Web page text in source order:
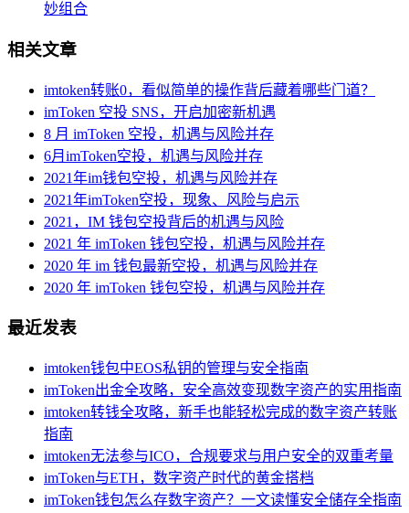
妙组合
相关文章
imtoken转账0，看似简单的操作背后藏着哪些门道？
imToken 空投 SNS，开启加密新机遇
8 月 imToken 空投，机遇与风险并存
6月imToken空投，机遇与风险并存
2021年im钱包空投，机遇与风险并存
2021年imToken空投，现象、风险与启示
2021，IM 钱包空投背后的机遇与风险
2021 年 imToken 钱包空投，机遇与风险并存
2020 年 im 钱包最新空投，机遇与风险并存
2020 年 imToken 钱包空投，机遇与风险并存
最近发表
imtoken钱包中EOS私钥的管理与安全指南
imToken出金全攻略，安全高效变现数字资产的实用指南
imtoken转钱全攻略，新手也能轻松完成的数字资产转账
指南
imtoken无法参与ICO，合规要求与用户安全的双重考量
imToken与ETH，数字资产时代的黄金搭档
imToken钱包怎么存数字资产？一文读懂安全储存全指南